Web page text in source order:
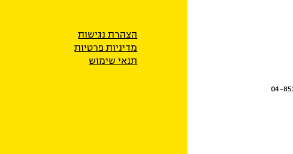
עיתונאים ומקורותיהם
הצהרת נגישות
מדיניות פרטיות
תנאי שימוש